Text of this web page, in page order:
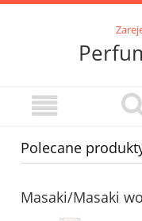
Polecane
Masaki/Masaki